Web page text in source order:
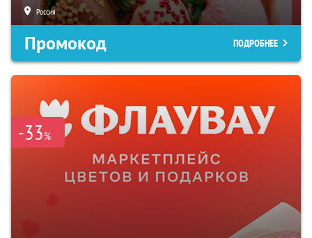
Россия
Промокод ПОДРОБНЕЕ
-33%